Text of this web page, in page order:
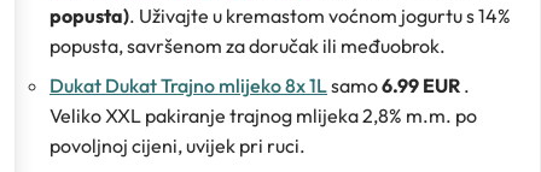
popusta). Uživajte u kremastom voćnom jogurtu s 14%
popusta, savršenom za doručak ili međuobrok.
Dukat Dukat Trajno mlijeko 8x 1Lsamo6.99 EUR .
Veliko XXL pakiranje trajnog mlijeka 2,8% m.m. po
povoljnoj cijeni, uvijek pri ruci.